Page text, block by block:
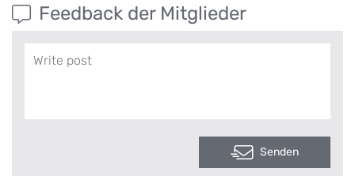
Feedback der Mitglieder
Senden